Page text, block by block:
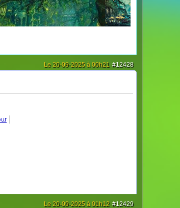
#12428
Le 20-09-2025 à 00h21
|
#12429
Le 20-09-2025 à 01h12